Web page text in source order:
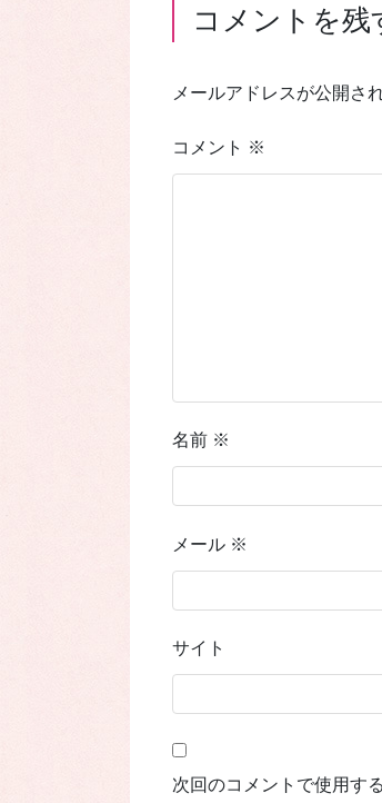
コメントを残
メールアドレスが公開さ
コメント ※
名前 ※
メール ※
サイト
次回のコメントで使用す